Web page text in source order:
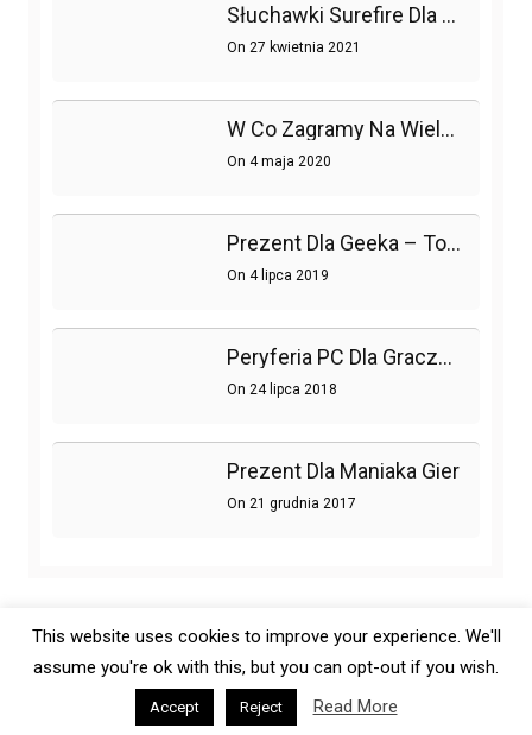
Słuchawki Surefire Dla Prawdziwych Graczy
On 27 kwietnia 2021
W Co Zagramy Na Wielu Platformach?
On 4 maja 2020
Prezent Dla Geeka – To Go Ucieszy!
On 4 lipca 2019
Peryferia PC Dla Graczy – Gdzie Szukać Nowości?
On 24 lipca 2018
Prezent Dla Maniaka Gier
On 21 grudnia 2017
Copyright © All right reserved.|Theme: OnlineMag by
eVisionThemes
This website uses cookies to improve your experience. We'll
assume you're ok with this, but you can opt-out if you wish.
Accept Reject Read More